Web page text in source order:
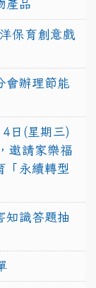
產品
保育創意戲
會辦理節能
日(星期三)
邀請家樂福
「永續轉型
知識答題抽